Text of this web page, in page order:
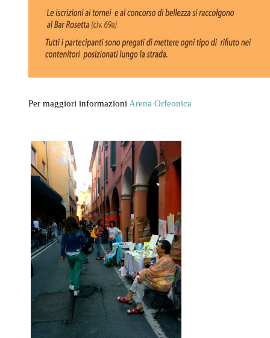
Per maggiori informazioni Arena Orfeonica